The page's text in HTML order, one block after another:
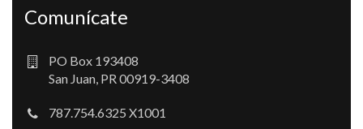
Comunícate
PO Box 193408
San Juan, PR 00919-3408
787.754.6325 X1001